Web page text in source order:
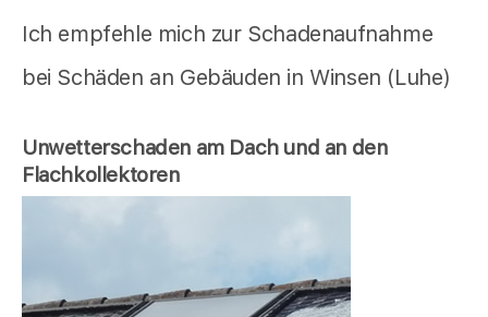
Ich empfehle mich zur Schadenaufnahme
bei Schäden an Gebäuden in Winsen (Luhe)
Unwetterschaden am Dach und an den
Flachkollektoren